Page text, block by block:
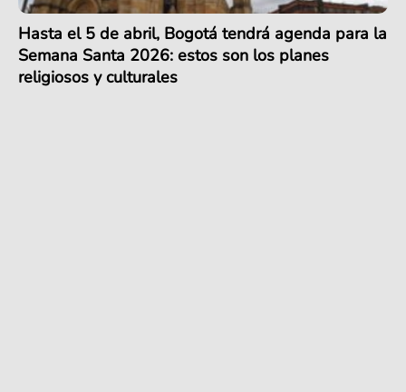
Hasta el 5 de abril, Bogotá tendrá agenda para la
Semana Santa 2026: estos son los planes
religiosos y culturales